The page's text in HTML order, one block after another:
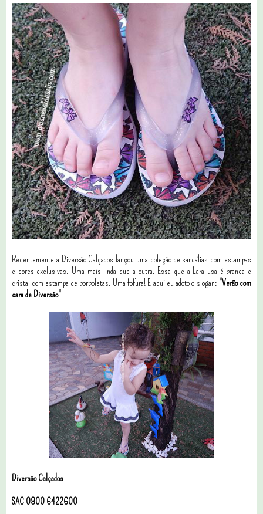
Recentemente a Diversão Calçados lançou uma coleção de sandálias com estampas
e cores exclusivas. Uma mais linda que a outra. Essa que a Lara usa é branca e
cristal com estampa de borboletas. Uma fofura! E aqui eu adoto o slogan: "Verão com
cara de Diversão"
Diversão Calçados
SAC 0800 6422600